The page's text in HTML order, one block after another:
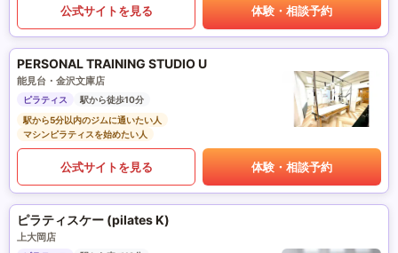
公式サイトを見る 体験・相談予約
PERSONAL TRAINING STUDIO U
能見台・金沢文庫店
ピラティス
駅から徒歩10分
駅から5分以内のジムに通いたい人
マシンピラティスを始めたい人
公式サイトを見る 体験・相談予約
ピラティスケー (pilates K)
上大岡店